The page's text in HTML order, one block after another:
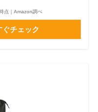
点｜Amazon調べ
チェック